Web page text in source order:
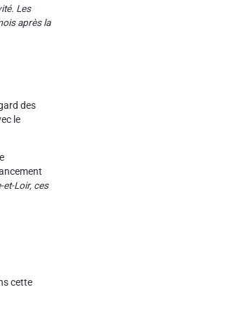
Les
après la
des
le
et-Loir, ces
cette